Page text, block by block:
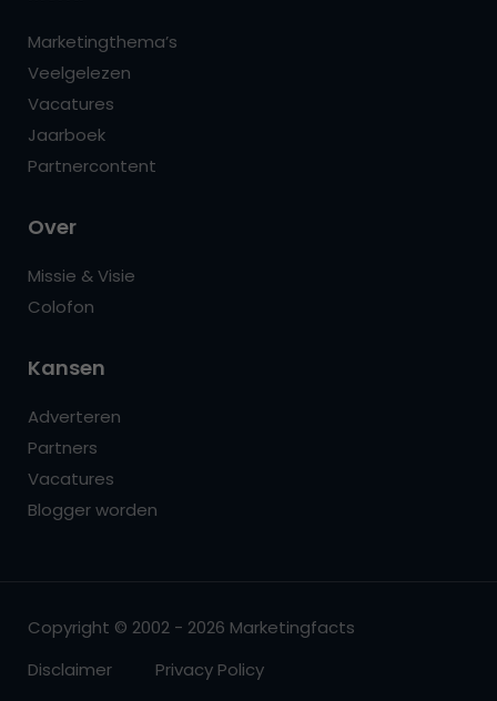
Marketingthema’s
Veelgelezen
Vacatures
Jaarboek
Partnercontent
Over
Missie & Visie
Colofon
Kansen
Adverteren
Partners
Vacatures
Blogger worden
Copyright © 2002 - 2026 Marketingfacts
Disclaimer
Privacy Policy